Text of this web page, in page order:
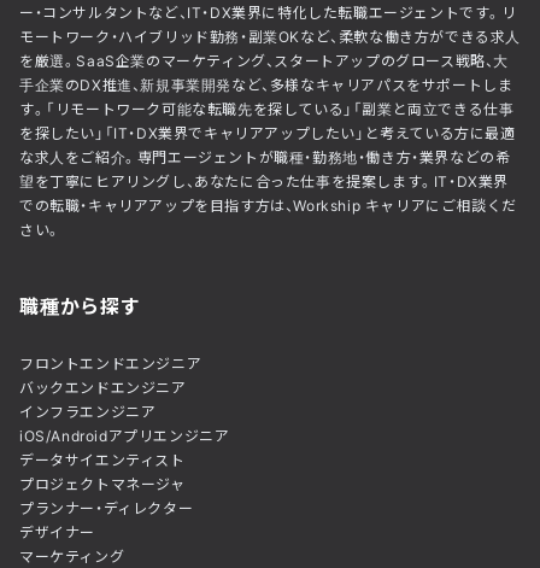
ー・コンサルタントなど、IT・DX業界に特化した転職エージェントです。リ
モートワーク・ハイブリッド勤務・副業OKなど、柔軟な働き方ができる求人
を厳選。SaaS企業のマーケティング、スタートアップのグロース戦略、大
手企業のDX推進、新規事業開発など、多様なキャリアパスをサポートしま
す。「リモートワーク可能な転職先を探している」「副業と両立できる仕事
を探したい」「IT・DX業界でキャリアアップしたい」と考えている方に最適
な求人をご紹介。専門エージェントが職種・勤務地・働き方・業界などの希
望を丁寧にヒアリングし、あなたに合った仕事を提案します。IT・DX業界
での転職・キャリアアップを目指す方は、Workship キャリアにご相談くだ
さい。
職種から探す
フロントエンドエンジニア
バックエンドエンジニア
インフラエンジニア
iOS/Androidアプリエンジニア
データサイエンティスト
プロジェクトマネージャ
プランナー・ディレクター
デザイナー
マーケティング